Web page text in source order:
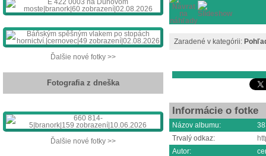
Ďalšie nové fotky >>
Fotografia z dneška
Ďalšie nové fotky >>
Zaradené v kategórii:
Informácie o fotke
Názov albumu:
Trvalý odkaz:
Autor: